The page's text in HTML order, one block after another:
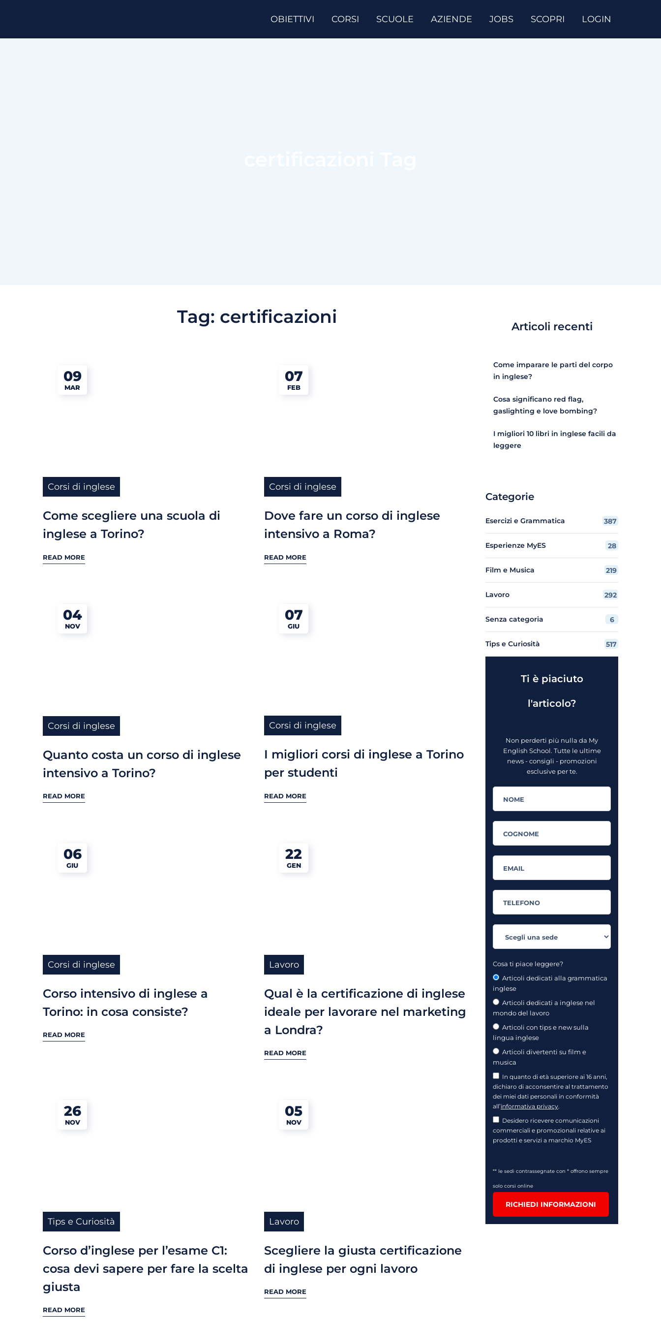
OBIETTIVI CORSI SCUOLE AZIENDE JOBS SCOPRI LOGIN
Tag: certificazioni
09
MAR
Corsi di inglese
Come scegliere una scuola di
inglese a Torino?
READ MORE
07
FEB
Corsi di inglese
Dove fare un corso di inglese
intensivo a Roma?
READ MORE
04
NOV
Corsi di inglese
Quanto costa un corso di inglese
intensivo a Torino?
READ MORE
07
GIU
Corsi di inglese
I migliori corsi di inglese a Torino
per studenti
READ MORE
06
GIU
Corsi di inglese
Corso intensivo di inglese a
Torino: in cosa consiste?
READ MORE
22
GEN
Lavoro
Qual è la certificazione di inglese
ideale per lavorare nel marketing
a Londra?
READ MORE
26
NOV
Tips e Curiosità
Corso d’inglese per l’esame C1:
cosa devi sapere per fare la scelta
giusta
READ MORE
05
NOV
Lavoro
Scegliere la giusta certificazione
di inglese per ogni lavoro
READ MORE
Articoli recenti
Come imparare le parti del corpo
in inglese?
Cosa significano red flag,
gaslighting e love bombing?
I migliori 10 libri in inglese facili da
leggere
Categorie
Esercizi e Grammatica 387
Esperienze MyES 28
Film e Musica 219
Lavoro 292
Senza categoria 6
Tips e Curiosità 517
Ti è piaciuto
l'articolo?
Non perderti più nulla da My
English School. Tutte le ultime
news - consigli - promozioni
esclusive per te.
Cosa ti piace leggere?
Articoli dedicati alla grammatica
inglese
Articoli dedicati a inglese nel
mondo del lavoro
Articoli con tips e new sulla
lingua inglese
Articoli divertenti su film e
musica
In quanto di età superiore ai 16 anni,
dichiaro di acconsentire al trattamento
dei miei dati personali in conformità
all’informativa privacy.
Desidero ricevere comunicazioni
commerciali e promozionali relative ai
prodotti e servizi a marchio MyES
** le sedi contrassegnate con * offrono sempre
solo corsi online
RICHIEDI INFORMAZIONI